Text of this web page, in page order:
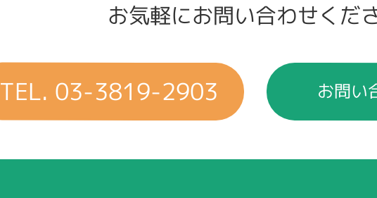
お気軽にお問い合わせくだ
TEL. 03-3819-2903 お問い